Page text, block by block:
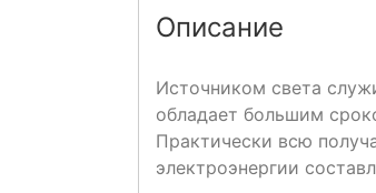
Описание
Источником света
обладает большим
Практически всю
электроэнергии